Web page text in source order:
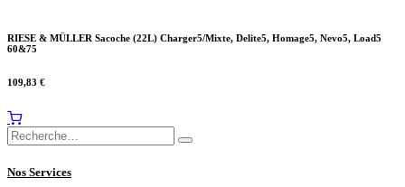
RIESE & MÜLLER Sacoche (22L) Charger5/Mixte, Delite5, Homage5, Nevo5, Load5
60&75
109,83 €
Nos Services